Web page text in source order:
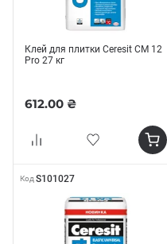
Клей для плитки Ceresit СМ 12
Рro 27 кг
612.00 ₴
Код S101027